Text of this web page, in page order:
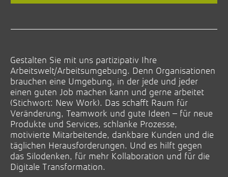
Gestalten Sie mit uns partizipativ Ihre
Arbeitswelt/Arbeitsumgebung. Denn Organisationen
brauchen eine Umgebung, in der jede und jeder
einen guten Job machen kann und gerne arbeitet
(Stichwort: New Work). Das schafft Raum für
Veränderung, Teamwork und gute Ideen – für neue
Produkte und Services, schlanke Prozesse,
motivierte Mitarbeitende, dankbare Kunden und die
täglichen Herausforderungen. Und es hilft gegen
das Silodenken, für mehr Kollaboration und für die
Digitale Transformation.